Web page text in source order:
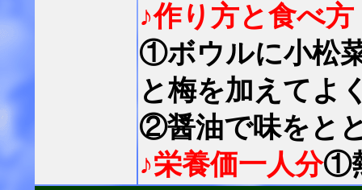
♪作り方と食べ方
①ボウルに小松
と梅を加えてよ
②醤油で味をと
♪栄養価一人分①